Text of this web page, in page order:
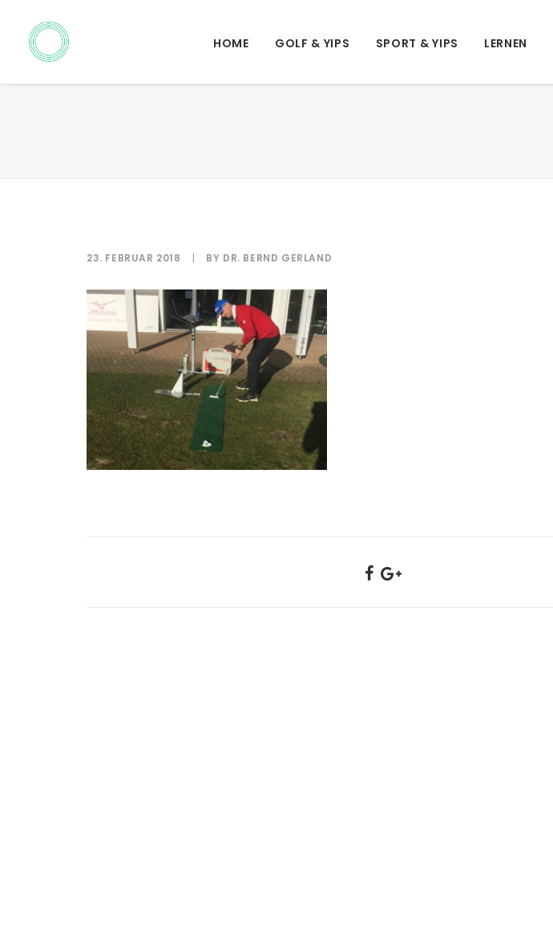
HOME GOLF & YIPS SPORT & YIPS LERNEN
23. FEBRUAR 2018 | BY DR. BERND GERLAND